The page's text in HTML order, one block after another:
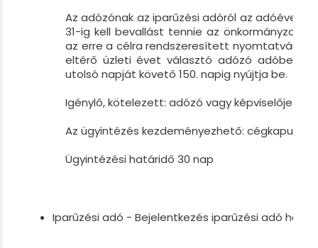
Az adózónak az iparűzési adóról az adóévet
31-ig kell bevallást tennie az önkormányzati
az erre a célra rendszeresített
eltérő üzleti évet választó adózó
utolsó napját követő 150. napig nyújtja be.
Igénylő, kötelezett: adózó vagy képviselője
Az ügyintézés kezdeményezhető: cégkapu
Ügyintézési határidő 30 nap
Iparűzési adó - Bejelentkezés iparűzési adó